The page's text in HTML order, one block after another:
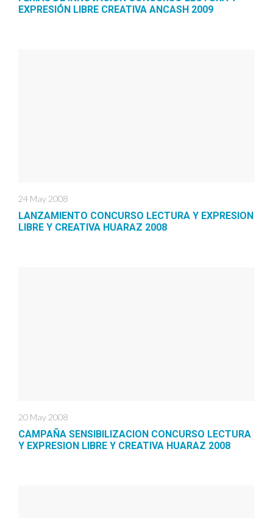
EXPRESIÓN LIBRE CREATIVA ANCASH 2009
24 May 2008
LANZAMIENTO CONCURSO LECTURA Y EXPRESION
LIBRE Y CREATIVA HUARAZ 2008
20 May 2008
CAMPAÑA SENSIBILIZACION CONCURSO LECTURA
Y EXPRESION LIBRE Y CREATIVA HUARAZ 2008